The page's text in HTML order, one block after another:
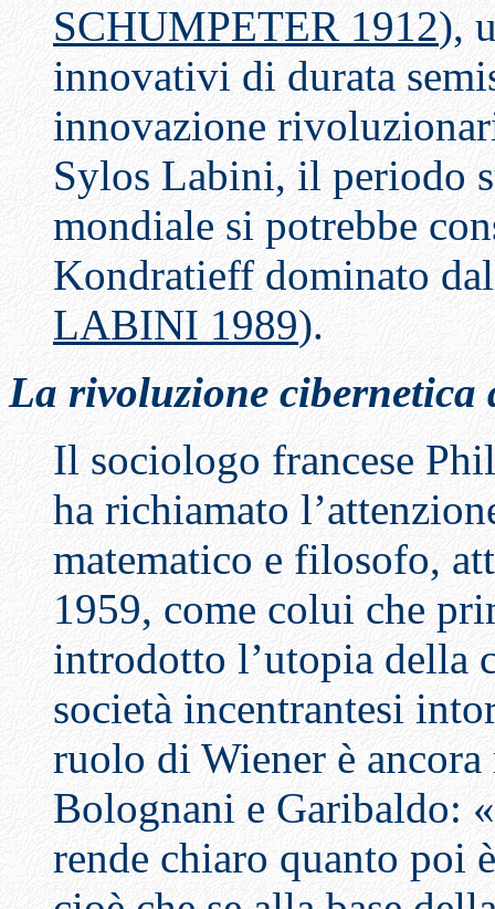
SCHUMPETER 1912),
innovativi di durata
innovazione
Sylos Labini, il periodo
mondiale si potrebbe
Kondratieff dominato
LABINI 1989).
La rivoluzione cibernetica
Il sociologo francese
ha richiamato
matematico e filosofo,
1959, come colui che
introdotto l’utopia della
società incentrantesi
ruolo di Wiener è
Bolognani e Garibaldo:
rende chiaro quanto poi